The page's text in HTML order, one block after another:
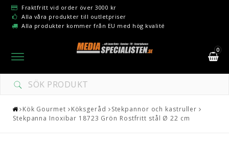
Fraktfritt vid order över 3000 kr
Alla våra produkter till outletpriser
Alla produkter kommer från EU med hög kvalité
0
Toggle
navigation
Kök Gourmet Köksgeråd
Stekpannor och kastruller
Stekpanna Inoxibar 18723 Grön Rostfritt stål Ø 22 cm